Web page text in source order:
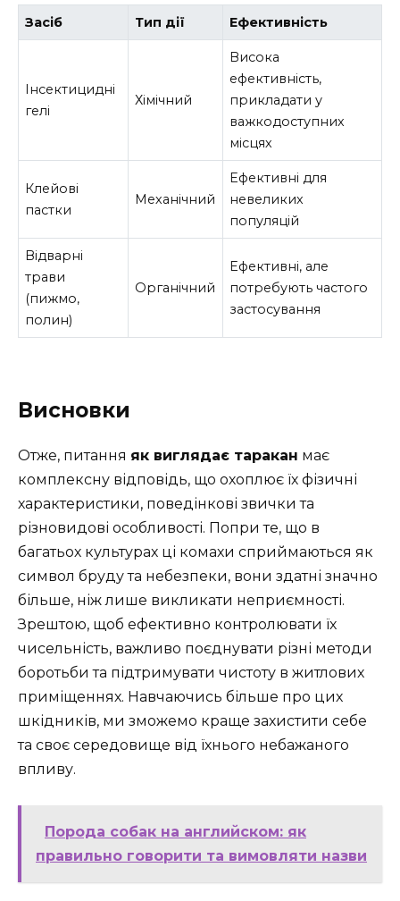
Засіб Тип дії Ефективність
Інсектицидні
гелі
Хімічний
Висока
ефективність,
прикладати у
важкодоступних
місцях
Клейові
пастки
Механічний
Ефективні для
невеликих
популяцій
Відварні
трави
(пижмо,
полин)
Органічний
Ефективні, але
потребують частого
застосування
Висновки
Отже, питання як виглядає таракан має
комплексну відповідь, що охоплює їх фізичні
характеристики, поведінкові звички та
різновидові особливості. Попри те, що в
багатьох культурах ці комахи сприймаються як
символ бруду та небезпеки, вони здатні значно
більше, ніж лише викликати неприємності.
Зрештою, щоб ефективно контролювати їх
чисельність, важливо поєднувати різні методи
боротьби та підтримувати чистоту в житлових
приміщеннях. Навчаючись більше про цих
шкідників, ми зможемо краще захистити себе
та своє середовище від їхнього небажаного
впливу.
Порода собак на английском: як
правильно говорити та вимовляти назви